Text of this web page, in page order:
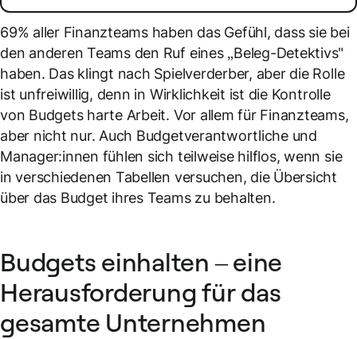
69% aller Finanzteams haben das Gefühl, dass sie bei
den anderen Teams den Ruf eines „Beleg-Detektivs"
haben. Das klingt nach Spielverderber, aber die Rolle
ist unfreiwillig, denn in Wirklichkeit ist die Kontrolle
von Budgets harte Arbeit. Vor allem für Finanzteams,
aber nicht nur. Auch Budgetverantwortliche und
Manager:innen fühlen sich teilweise hilflos, wenn sie
in verschiedenen Tabellen versuchen, die Übersicht
über das Budget ihres Teams zu behalten.
Budgets einhalten – eine
Herausforderung für das
gesamte Unternehmen